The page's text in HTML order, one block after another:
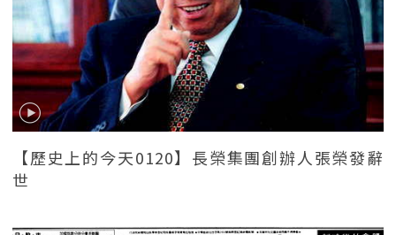
【歷史上的今天0120】長榮集團創辦人張榮發辭
世